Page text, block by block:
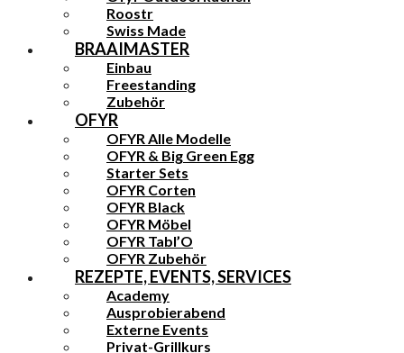
Roostr
Swiss Made
BRAAIMASTER
Einbau
Freestanding
Zubehör
OFYR
OFYR Alle Modelle
OFYR & Big Green Egg
Starter Sets
OFYR Corten
OFYR Black
OFYR Möbel
OFYR Tabl’O
OFYR Zubehör
REZEPTE, EVENTS, SERVICES
Academy
Ausprobierabend
Externe Events
Privat-Grillkurs